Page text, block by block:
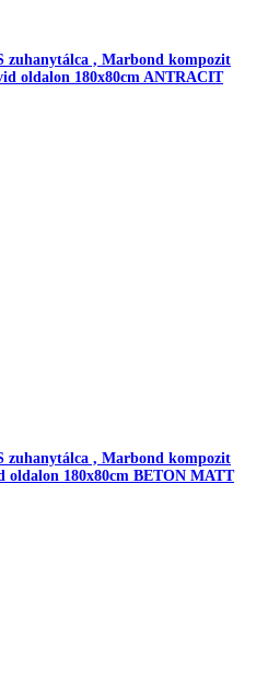
zuhanytálca , Marbond kompozit
oldalon 180x80cm ANTRACIT
zuhanytálca , Marbond kompozit
oldalon 180x80cm BETON MATT